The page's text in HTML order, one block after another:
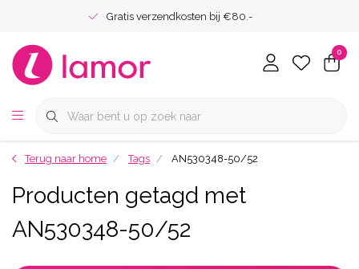
Gratis verzendkosten bij €80.-
0
Terug naar home Tags AN530348-50/52
Producten getagd met
AN530348-50/52